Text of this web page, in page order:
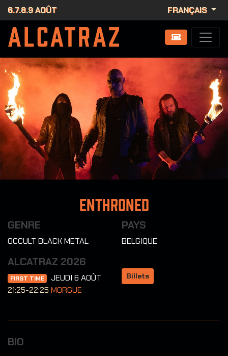
6.7.8.9 AOÛT FRANÇAIS
Enthroned
GENRE
OCCULT BLACK METAL
PAYS
BELGIQUE
ALCATRAZ 2026
FIRST TIME
JEUDI 6 AOÛT
21:25-22:25 MORGUE
Billets
BIO